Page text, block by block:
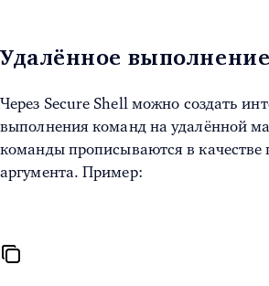
Удалённое
Через Secure Shell можно создать
выполнения команд на удалённой
команды прописываются в качестве
аргумента. Пример: